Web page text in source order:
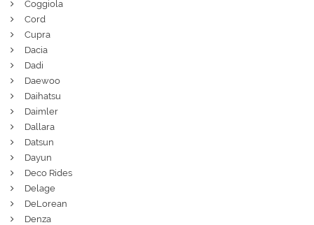
Coggiola
Cord
Cupra
Dacia
Dadi
Daewoo
Daihatsu
Daimler
Dallara
Datsun
Dayun
Deco Rides
Delage
DeLorean
Denza